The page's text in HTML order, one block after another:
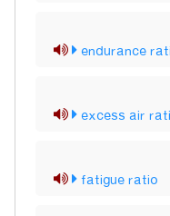
endurance
excess air
fatigue ratio